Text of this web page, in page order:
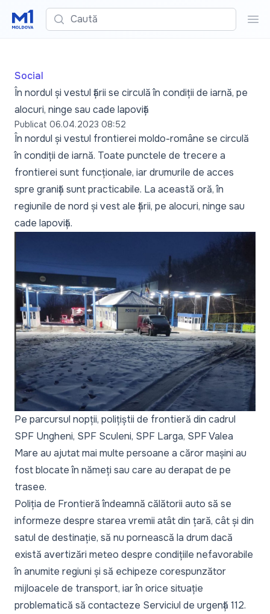
Caută
Social
În nordul și vestul țării se circulă în condiții de iarnă, pe
alocuri, ninge sau cade lapoviță
Publicat 06.04.2023 08:52
În nordul și vestul frontierei moldo-române se circulă
în condiții de iarnă. Toate punctele de trecere a
frontierei sunt funcționale, iar drumurile de acces
spre graniță sunt practicabile. La această oră, în
regiunile de nord și vest ale țării, pe alocuri, ninge sau
cade lapoviță.
Pe parcursul nopții, polițiștii de frontieră din cadrul
SPF Ungheni, SPF Sculeni, SPF Larga, SPF Valea
Mare au ajutat mai multe persoane a căror mașini au
fost blocate în nămeți sau care au derapat de pe
trasee.
Poliția de Frontieră îndeamnă călătorii auto să se
informeze despre starea vremii atât din țară, cât și din
satul de destinație, să nu pornească la drum dacă
există avertizări meteo despre condițiile nefavorabile
în anumite regiuni și să echipeze corespunzător
mijloacele de transport, iar în orice situație
problematică să contacteze Serviciul de urgență 112.